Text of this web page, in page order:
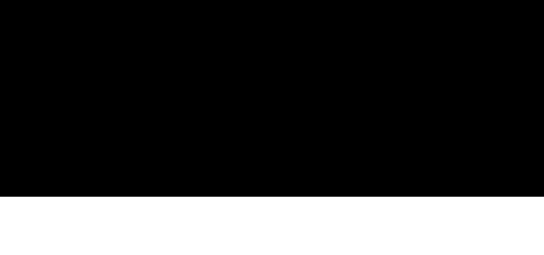
professionnels ⧉